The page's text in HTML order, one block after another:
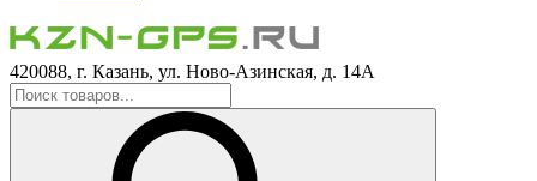
420088, г. Казань, ул. Ново-Азинская, д. 14А